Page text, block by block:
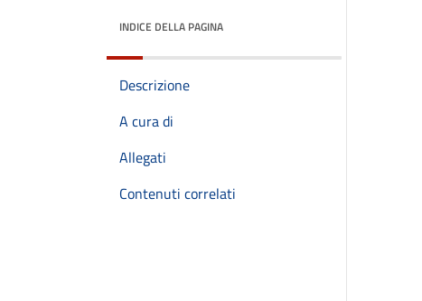
INDICE DELLA PAGINA
Descrizione
A cura di
Allegati
Contenuti correlati